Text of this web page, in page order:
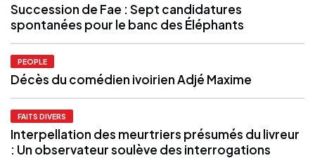
Succession de Fae : Sept candidatures
spontanées pour le banc des Éléphants
PEOPLE
Décès du comédien ivoirien Adjé Maxime
FAITS DIVERS
Interpellation des meurtriers présumés du livreur
: Un observateur soulève des interrogations